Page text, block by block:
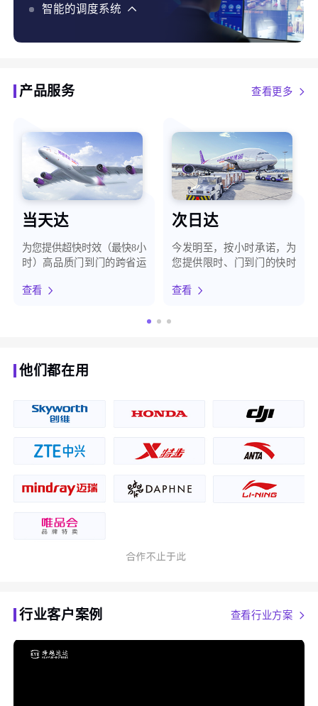
化、智能预警，最大程度保障客户货物安全
智能的调度系统
智能的调度系统，使用AI、大数据、自有地图等能力，
结合货构、天气、路况等百种维度，为客户提供最优时
产品服务 查看更多
当天达
为您提供超快时效（最快8小
时）高品质门到门的跨省运
查看
次日达
今发明至，按小时承诺，为
您提供限时、门到门的快时
查看
他们都在用
行业客户案例 查看行业方案